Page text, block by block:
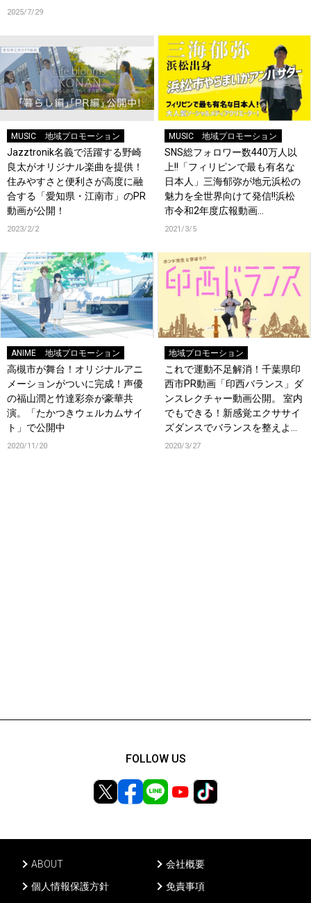
2025/7/29
MUSIC 地域プロモーション
Jazztronik名義で活躍する野崎
良太がオリジナル楽曲を提供！
住みやすさと便利さが高度に融
合する「愛知県・江南市」のPR
動画が公開！
2023/2/2
MUSIC 地域プロモーション
SNS総フォロワー数440万人以
上!!「フィリピンで最も有名な
日本人」三海郁弥が地元浜松の
魅力を全世界向けて発信!!浜松
市令和2年度広報動画
「YARAMAIKA Pride of
2021/3/5
ANIME 地域プロモーション
高槻市が舞台！オリジナルアニ
メーションがついに完成！声優
の福山潤と竹達彩奈が豪華共
演。「たかつきウェルカムサイ
ト」で公開中
2020/11/20
地域プロモーション
これで運動不足解消！千葉県印
西市PR動画「印西バランス」ダ
ンスレクチャー動画公開。 室内
でもできる！新感覚エクササイ
ズダンスでバランスを整えよ
う！
2020/3/27
ABOUT
会社概要
個人情報保護方針
免責事項
FOLLOW US